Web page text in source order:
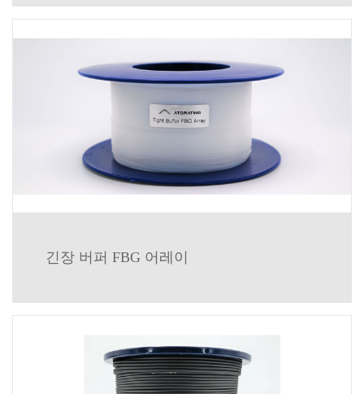
긴장 버퍼 FBG 어레이